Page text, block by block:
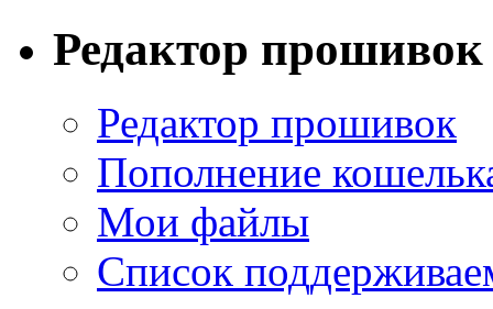
Редактор прошивок
Редактор прошивок
Пополнение
Мои файлы
Список